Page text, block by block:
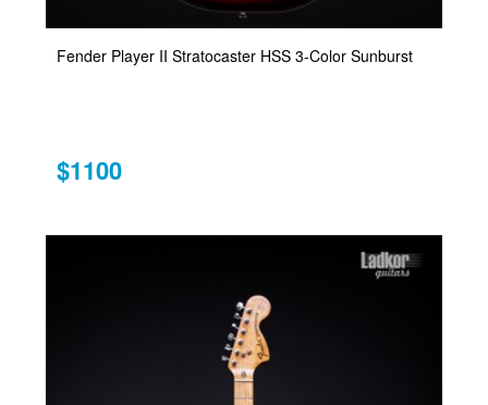
Fender Player II Stratocaster HSS 3-Color Sunburst
$1100